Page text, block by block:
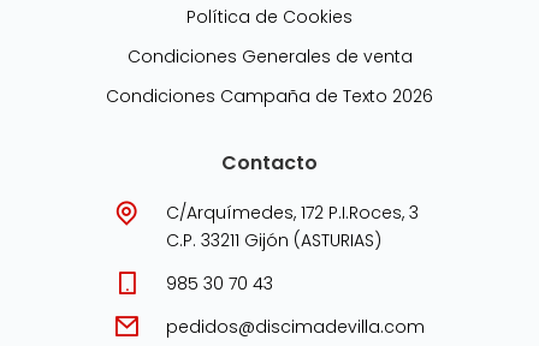
Política de Cookies
Condiciones Generales de venta
Condiciones Campaña de Texto 2026
Contacto
C/Arquímedes, 172 P.I.Roces, 3
C.P. 33211 Gijón (ASTURIAS)
985 30 70 43
pedidos@discimadevilla.com